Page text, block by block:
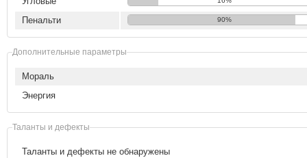
Пенальти 90%
Дополнительные параметры
Мораль
Энергия
Таланты и дефекты
Таланты и дефекты не обнаружены